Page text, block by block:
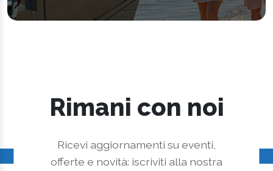
Rimani con noi
Ricevi aggiornamenti su eventi,
offerte e novità: iscriviti alla nostra